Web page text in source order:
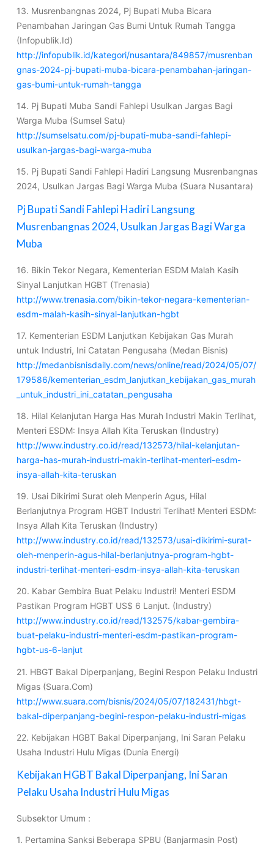
13. Musrenbangnas 2024, Pj Bupati Muba Bicara
Penambahan Jaringan Gas Bumi Untuk Rumah Tangga
(Infopublik.Id)
http://infopublik.id/kategori/nusantara/849857/musrenban
gnas-2024-pj-bupati-muba-bicara-penambahan-jaringan-
gas-bumi-untuk-rumah-tangga
14. Pj Bupati Muba Sandi Fahlepi Usulkan Jargas Bagi
Warga Muba (Sumsel Satu)
http://sumselsatu.com/pj-bupati-muba-sandi-fahlepi-
usulkan-jargas-bagi-warga-muba
15. Pj Bupati Sandi Fahlepi Hadiri Langsung Musrenbangnas
2024, Usulkan Jargas Bagi Warga Muba (Suara Nusantara)
Pj Bupati Sandi Fahlepi Hadiri Langsung
Musrenbangnas 2024, Usulkan Jargas Bagi Warga
Muba
16. Bikin Tekor Negara, Kementerian ESDM Malah Kasih
Sinyal Lanjutkan HGBT (Trenasia)
http://www.trenasia.com/bikin-tekor-negara-kementerian-
esdm-malah-kasih-sinyal-lanjutkan-hgbt
17. Kementerian ESDM Lanjutkan Kebijakan Gas Murah
untuk Industri, Ini Catatan Pengusaha (Medan Bisnis)
http://medanbisnisdaily.com/news/online/read/2024/05/07/
179586/kementerian_esdm_lanjutkan_kebijakan_gas_murah
_untuk_industri_ini_catatan_pengusaha
18. Hilal Kelanjutan Harga Has Murah Industri Makin Terlihat,
Menteri ESDM: Insya Allah Kita Teruskan (Industry)
http://www.industry.co.id/read/132573/hilal-kelanjutan-
harga-has-murah-industri-makin-terlihat-menteri-esdm-
insya-allah-kita-teruskan
19. Usai Dikirimi Surat oleh Menperin Agus, Hilal
Berlanjutnya Program HGBT Industri Terlihat! Menteri ESDM:
Insya Allah Kita Teruskan (Industry)
http://www.industry.co.id/read/132573/usai-dikirimi-surat-
oleh-menperin-agus-hilal-berlanjutnya-program-hgbt-
industri-terlihat-menteri-esdm-insya-allah-kita-teruskan
20. Kabar Gembira Buat Pelaku Industri! Menteri ESDM
Pastikan Program HGBT US$ 6 Lanjut. (Industry)
http://www.industry.co.id/read/132575/kabar-gembira-
buat-pelaku-industri-menteri-esdm-pastikan-program-
hgbt-us-6-lanjut
21. HBGT Bakal Diperpanjang, Begini Respon Pelaku Industri
Migas (Suara.Com)
http://www.suara.com/bisnis/2024/05/07/182431/hbgt-
bakal-diperpanjang-begini-respon-pelaku-industri-migas
22. Kebijakan HGBT Bakal Diperpanjang, Ini Saran Pelaku
Usaha Industri Hulu Migas (Dunia Energi)
Kebijakan HGBT Bakal Diperpanjang, Ini Saran
Pelaku Usaha Industri Hulu Migas
Subsektor Umum :
1. Pertamina Sanksi Beberapa SPBU (Banjarmasin Post)